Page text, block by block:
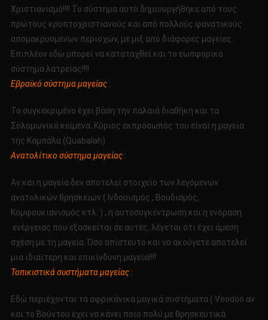
Χριστιανισμό!!!! Το σύστημα αυτό δημιουργήθηκε από τους
πρώτους κρυπτοχριστιανούς και από πολλούς φανατικούς
απομακρυσμένων περιοχών, με μιξ από διάφορες μαγείες.
Επιπλέον εδώ μπορεί να καταταχθεί και το εωσφορικό
σύστημα λατρείας!!!!
Εβραϊκό σύστημα μαγείας:
Το συγκεκριμένο έχει βάση την παλαιά διαθήκη και τα
Σολομωνικά κείμενα. Κύριος εκπρόσωπός του είναι η μαγεία
της Καμπάλα (Quabalah)
Ανατολίτικο σύστημα μαγείας:
Αν και η μαγεία δεν αποτελεί στοιχείο των λεγόμενων
ανατολικών θρησκειών ( Ινδουισμός , Βουδισμός,
Κομφουκιανισμός κτλ. ) , η αυτοσυγκέντρωση και η ενόραση
ενέργειας που εξασκείται σε αυτές, λέγεται ότι έχει άμεση
σχέση με τη μαγεία. Όσο απίστευτο και να ακούγετε αποτελεί
μια ιδιαίτερη και επικίνδυνη μαγεία!!!!
Τοπικιστικά συστήματα μαγείας:
Εδώ περιέχονται τα αφρικάνικα μαγικά συστήματα ( Voodoo αν
και το Βούντου έχει να κάνει ποιο πολύ με θρησκευτικά